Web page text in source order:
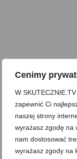
Cenimy
W
zapewnić Ci
naszej strony
wyrażasz zgodę na
nam dostosować
wyrażasz zgody na